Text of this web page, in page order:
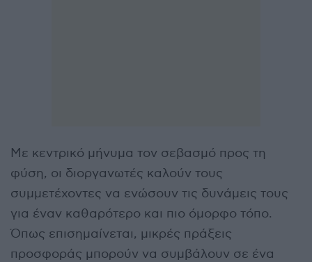
Με κεντρικό μήνυμα τον σεβασμό προς τη
φύση, οι διοργανωτές καλούν τους
συμμετέχοντες να ενώσουν τις δυνάμεις τους
για έναν καθαρότερο και πιο όμορφο τόπο.
Όπως επισημαίνεται, μικρές πράξεις
προσφοράς μπορούν να συμβάλουν σε ένα